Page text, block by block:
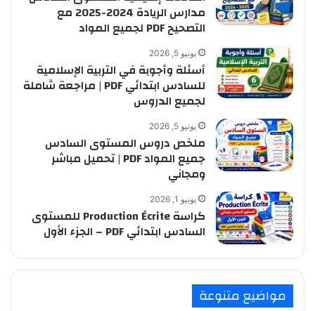
مدارس الريادة 2024-2025 مع
التصحيح PDF لجميع المواد
يونيو 5, 2026
أسئلة وأجوبة في التربية الإسلامية
للسادس ابتدائي PDF | مراجعة شاملة
لجميع الدروس
يونيو 5, 2026
ملخص دروس المستوى السادس
جميع المواد PDF | تحميل مباشر
ومجاني
يونيو 1, 2026
كراسة Production Écrite للمستوى
السادس ابتدائي PDF – الجزء الأول
مواضيع متنوعة